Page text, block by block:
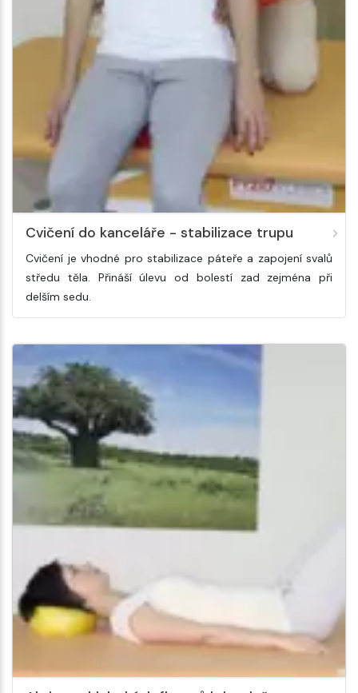
Cvičení do kanceláře - stabilizace trupu
Cvičení je vhodné pro stabilizace páteře a zapojení svalů
středu těla. Přináší úlevu od bolestí zad zejména při
delším sedu.